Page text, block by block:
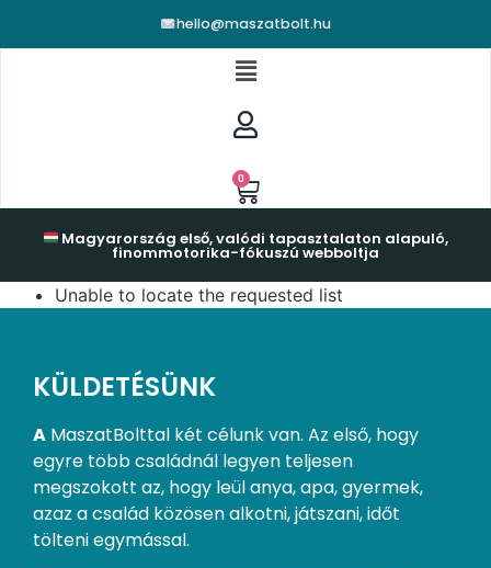
hello@maszatbolt.hu
0
Magyarország első, valódi tapasztalaton alapuló,
finommotorika-fókuszú webboltja
Unable to locate the requested list
KÜLDETÉSÜNK
A MaszatBolttal két célunk van. Az első, hogy
egyre több családnál legyen teljesen
megszokott az, hogy leül anya, apa, gyermek,
azaz a család közösen alkotni, játszani, időt
tölteni egymással.